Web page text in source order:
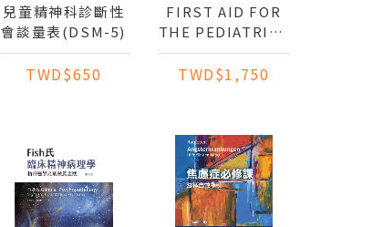
兒童精神科診斷性
會談量表(DSM-5)
TWD$650
FIRST AID FOR
THE PEDIATRICS
CLERKSHIP
TWD$1,750